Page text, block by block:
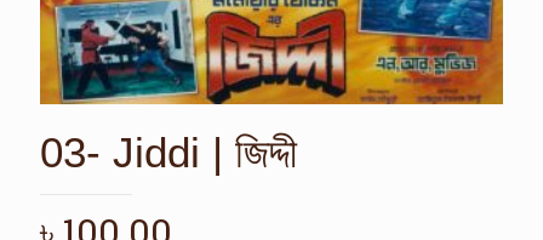
03- Jiddi | জিদ্দী
৳ 100.00